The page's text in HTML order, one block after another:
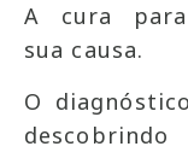
A cura
sua causa.
O